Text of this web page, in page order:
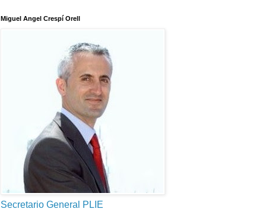
Miguel Angel Crespí Orell
Secretario General PLIE